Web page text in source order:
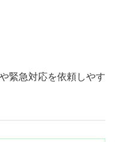
緊急対応を依頼しやす